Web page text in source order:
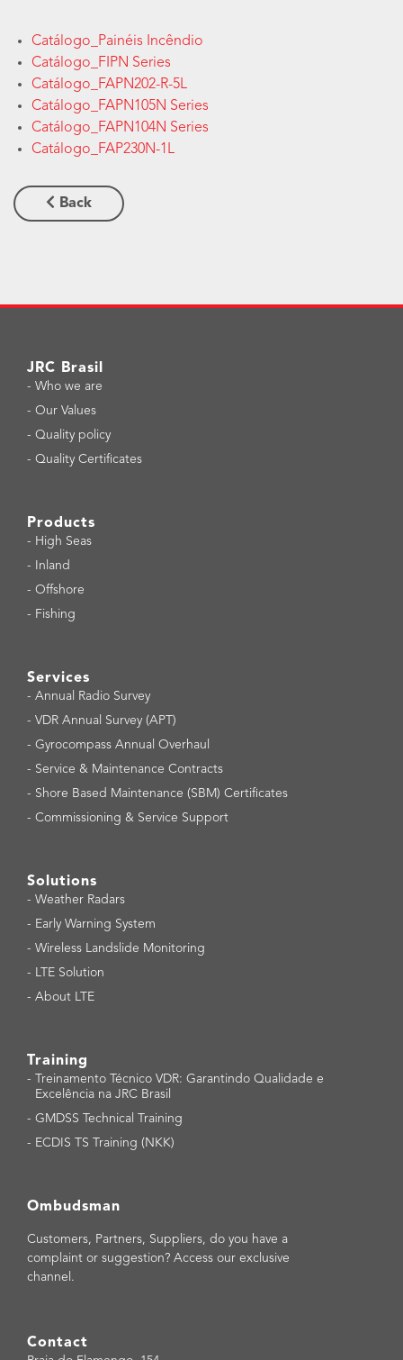
Catálogo_Painéis Incêndio
Catálogo_FIPN Series
Catálogo_FAPN202-R-5L
Catálogo_FAPN105N Series
Catálogo_FAPN104N Series
Catálogo_FAP230N-1L
Back
JRC Brasil
- Who we are
- Our Values
- Quality policy
- Quality Certificates
Products
- High Seas
-
Inland
- Offshore
- Fishing
Services
- Annual Radio Survey
- VDR Annual Survey (APT)
- Gyrocompass Annual Overhaul
- Service & Maintenance Contracts
- Shore Based Maintenance (SBM) Certificates
- Commissioning & Service Support
Solutions
- Weather Radars
- Early Warning System
- Wireless Landslide Monitoring
-
LTE Solution
- About LTE
Training
- Treinamento Técnico VDR: Garantindo Qualidade e
Excelência na JRC Brasil
- GMDSS Technical Training
- ECDIS TS Training (NKK)
Ombudsman
Customers, Partners, Suppliers, do you have a
complaint or suggestion? Access our exclusive
channel.
Contact